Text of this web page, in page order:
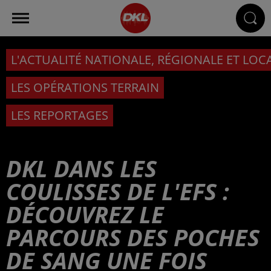
L'ACTUALITÉ NATIONALE, RÉGIONALE ET
LES OPÉRATIONS TERRAIN
LES REPORTAGES
DKL DANS LES
COULISSES DE L'EFS :
DÉCOUVREZ LE
PARCOURS DES POCHES
DE SANG UNE FOIS